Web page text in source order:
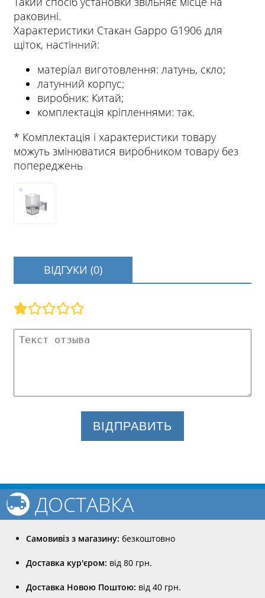
раковині.
Характеристики Стакан Gappo G1906 для
щіток, настінний:
матеріал виготовлення: латунь, скло;
латунний корпус;
виробник: Китай;
комплектація кріпленнями: так.
* Комплектація і характеристики товару
можуть змінюватися виробником товару без
попереджень
ВІДГУКИ (0)
ВІДПРАВИТЬ
ДОСТАВКА
Самовивіз з магазину: безкоштовно
Доставка кур'єром: від 80 грн.
Доставка Новою Поштою: від 40 грн.